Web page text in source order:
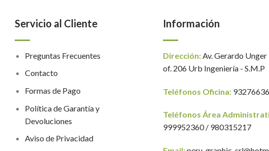
Servicio al Cliente
Preguntas Frecuentes
Contacto
Formas de Pago
Política de Garantía y
Devoluciones
Aviso de Privacidad
Información
Dirección: Av. Gerardo
of. 206 Urb Ingeniería - S.M.P
Teléfonos Oficina:
Teléfonos Área
999952360 / 980315217